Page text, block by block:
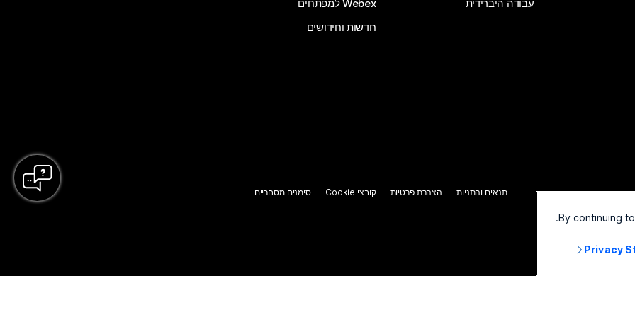
עבודה היברידית
Webex למפתחים
חדשות וחידושים
תנאים והתניות הצהרת פרטיות קובצי Cookie סימנים מסחריים
By continuing
Privacy